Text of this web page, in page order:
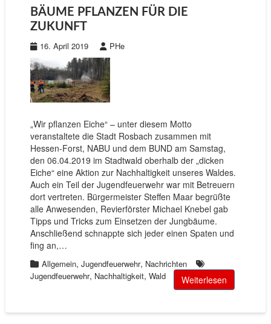
BÄUME PFLANZEN FÜR DIE
ZUKUNFT
16. April 2019 PHe
„Wir pflanzen Eiche“ – unter diesem Motto
veranstaltete die Stadt Rosbach zusammen mit
Hessen-Forst, NABU und dem BUND am Samstag,
den 06.04.2019 im Stadtwald oberhalb der „dicken
Eiche“ eine Aktion zur Nachhaltigkeit unseres Waldes.
Auch ein Teil der Jugendfeuerwehr war mit Betreuern
dort vertreten. Bürgermeister Steffen Maar begrüßte
alle Anwesenden, Revierförster Michael Knebel gab
Tipps und Tricks zum Einsetzen der Jungbäume.
Anschließend schnappte sich jeder einen Spaten und
fing an,…
Allgemein, Jugendfeuerwehr, Nachrichten
Jugendfeuerwehr, Nachhaltigkeit, Wald Weiterlesen